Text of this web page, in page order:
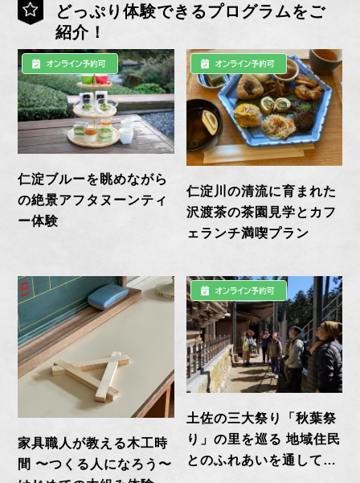
どっぷり体験できるプログラムをご
紹介！
仁淀ブルーを眺めながら
の絶景アフタヌーンティ
ー体験
仁淀川の清流に育まれた
沢渡茶の茶園見学とカフ
ェランチ満喫プラン
家具職人が教える木工時
間 〜つくる人になろう〜
土佐の三大祭り「秋葉祭
り」の里を巡る 地域住民
とのふれあいを通して祭